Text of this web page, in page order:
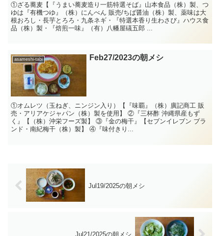
①ざる蕎麦【『うまい蕎麦造り一筋特選そば』山本食品（株）製、つ
ゆは『有機つゆ』（株）にんべん 販売/ちば醤油（株）製、薬味は大
根おろし・長芋とろろ・九条ネギ・『特選本香り生わさび』ハウス食
品（株）製・『焙煎一味』（有）八幡屋礒五郎 ...
asameshi-tabi Feb27/2023の朝メシ
①オムレツ（玉ねぎ、ニンジン入り）【『味覇』（株）廣記商工 販
売・アリアケジャパン（株）製を使用】 ②『三杯酢 沖縄県産もず
く』【（株）沖栄フーズ製】 ③『金の梅干』【セブンイレブン ブラ
ンド・南紀梅干（株）製】 ④『味付きり...
Jul19/2025の朝メシ
Jul21/2025の朝メシ